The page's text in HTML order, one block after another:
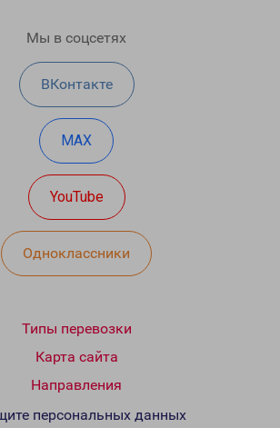
Мы в соцсетях
ВКонтакте
MAX
YouTube
Одноклассники
Типы перевозки
Карта сайта
Направления
персональных данных